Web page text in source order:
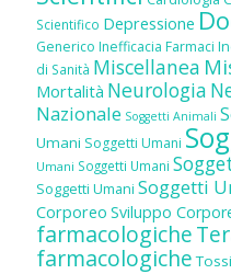
Scientifico Depressione
Generico Inefficacia Farmaci
di Sanità Miscellanea
Mortalità Neurologia
Nazionale Soggetti Animali
Umani Soggetti Umani
Umani Soggetti Umani
Soggetti Umani Soggetti
Corporeo Sviluppo
farmacologiche
farmacologiche